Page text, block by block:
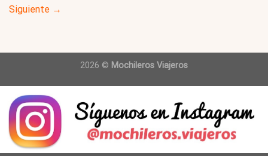
Siguiente →
2026 © Mochileros Viajeros